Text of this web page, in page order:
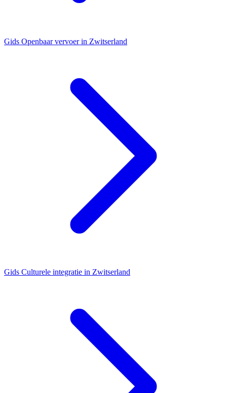
Gids Openbaar vervoer in Zwitserland
Gids Culturele integratie in Zwitserland